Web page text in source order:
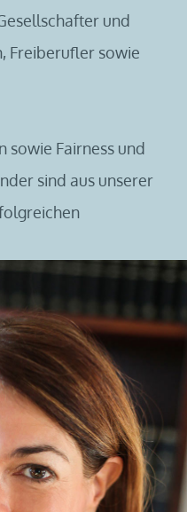
und
Freiberufler sowie
sowie Fairness und
sind aus unserer